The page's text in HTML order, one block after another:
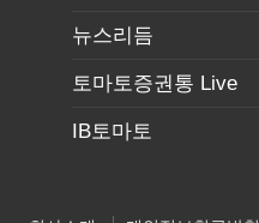
뉴스리듬
토마토증권통 Live
IB토마토